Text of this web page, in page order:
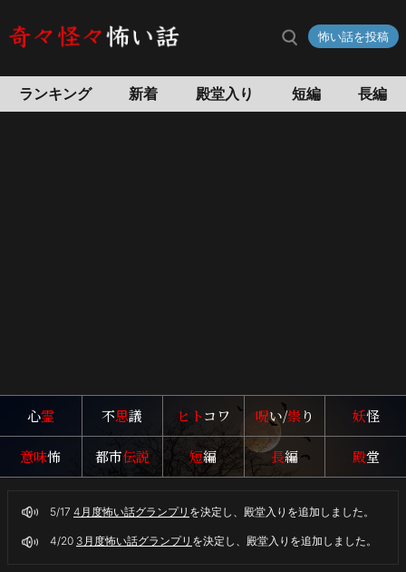
々
怖い話を投稿
ランキング 新着 殿堂入り 短編 長編
心霊 不思議 ヒトコワ 呪い/祟り 妖怪
意味怖 都市伝説 短編 長編 殿堂
5/17 4月度怖い話グランプリ を決定し、殿堂入りを追加しました。
4/20 3月度怖い話グランプリ を決定し、殿堂入りを追加しました。